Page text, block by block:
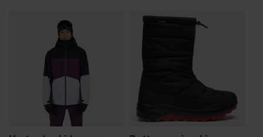
Grâce à la technologie Safety Grip, la dragonne libère
rapidement le poignet du bâton en cas de chute ou